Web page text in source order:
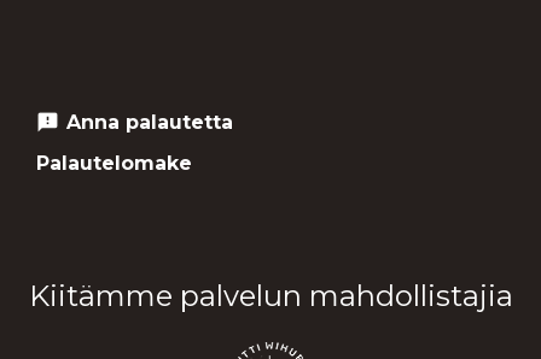
feedback Anna palautetta
Palautelomake
Kiitämme palvelun mahdollistajia